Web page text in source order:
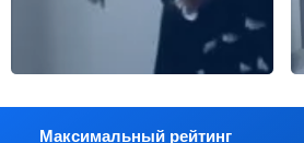
Максимальный рейтинг